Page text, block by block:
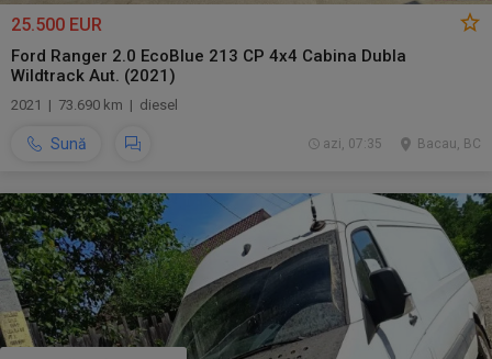
25.500 EUR
Ford Ranger 2.0 EcoBlue 213 CP 4x4 Cabina Dubla
Wildtrack Aut. (2021)
2021 | 73.690 km | diesel
Sună Bacau, BC
azi, 07:35